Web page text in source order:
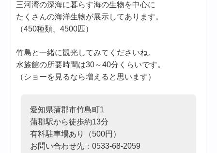
三河湾の深海に暮らす海の生物を中心に
たくさんの海洋生物が展示してあります。
（450種類、4500匹）
竹島と一緒に観光してみてくださいね。
水族館の所要時間は30～40分くらいです。
（ショーを見るなら増えると思います）
愛知県蒲郡市竹島町1
蒲郡駅から徒歩約13分
有料駐車場あり（500円）
お問い合わせ先：0533-68-2059